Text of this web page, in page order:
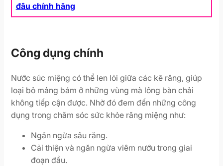
đâu chính hãng
Công dụng chính
Nước súc miệng có thể len lỏi giữa các kẽ răng, giúp
loại bỏ mảng bám ở những vùng mà lông bàn chải
không tiếp cận được. Nhờ đó đem đến những công
dụng trong chăm sóc sức khỏe răng miệng như:
Ngăn ngừa sâu răng.
Cải thiện và ngăn ngừa viêm nướu trong giai
đoạn đầu.